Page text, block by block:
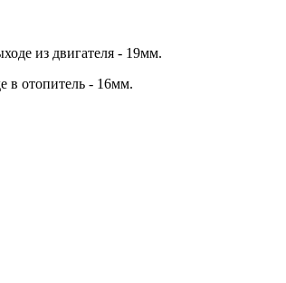
из двигателя - 19мм.
в отопитель - 16мм.